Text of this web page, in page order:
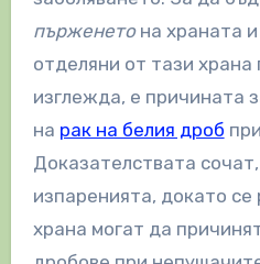
пърженетона храната
отделяни от тази храна
изглежда, е причината
на рак на белия дроб
Доказателствата
изпаренията, докато
храна могат да